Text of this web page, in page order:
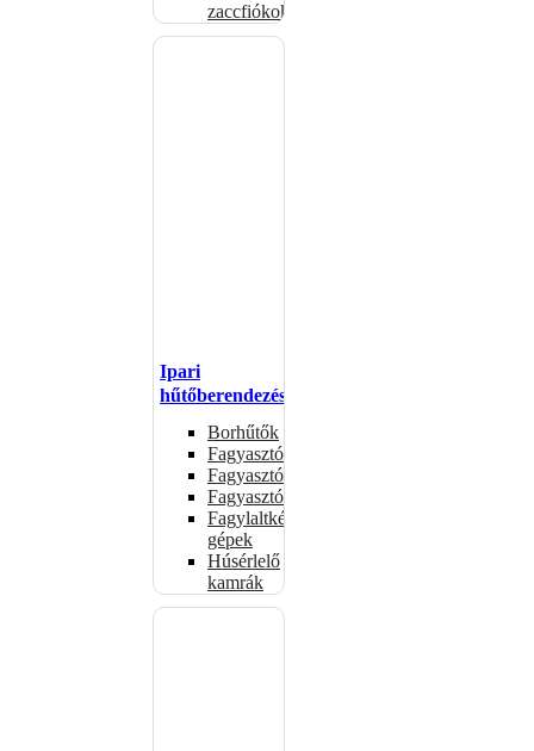
zaccfiókok
Ipari
hűtőberendezések
Borhűtők
Fagyasztóasztalok
Fagyasztóládák
Fagyasztószekrények
Fagylaltkészítő
gépek
Húsérlelő
kamrák